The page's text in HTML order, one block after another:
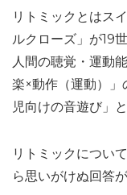
リトミックとはス
ルクローズ」が19
人間の聴覚・運動
楽×動作（運動）」
児向けの音遊び」
リトミックについ
ら思いがけぬ回答